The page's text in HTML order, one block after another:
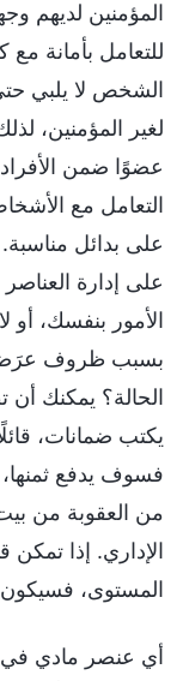
المؤمنين لديهم
للتعامل بأمانة مع
الشخص لا يلبي حتى
لغير المؤمنين،
عضوًا ضمن
التعامل مع
على بدائل مناسبة.
على إدارة
الأمور بنفسك، أو
بسبب ظروف
الحالة؟ يمكنك
يكتب ضمانات،
فسوف يدفع
من العقوبة من
الإداري. إذا تمكن
المستوى،
أي عنصر مادي في